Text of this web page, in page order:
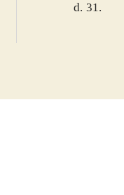
d. 31.